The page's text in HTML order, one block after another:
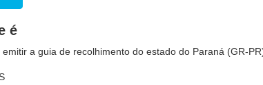
é
emitir a guia de recolhimento do estado do Paraná (GR-